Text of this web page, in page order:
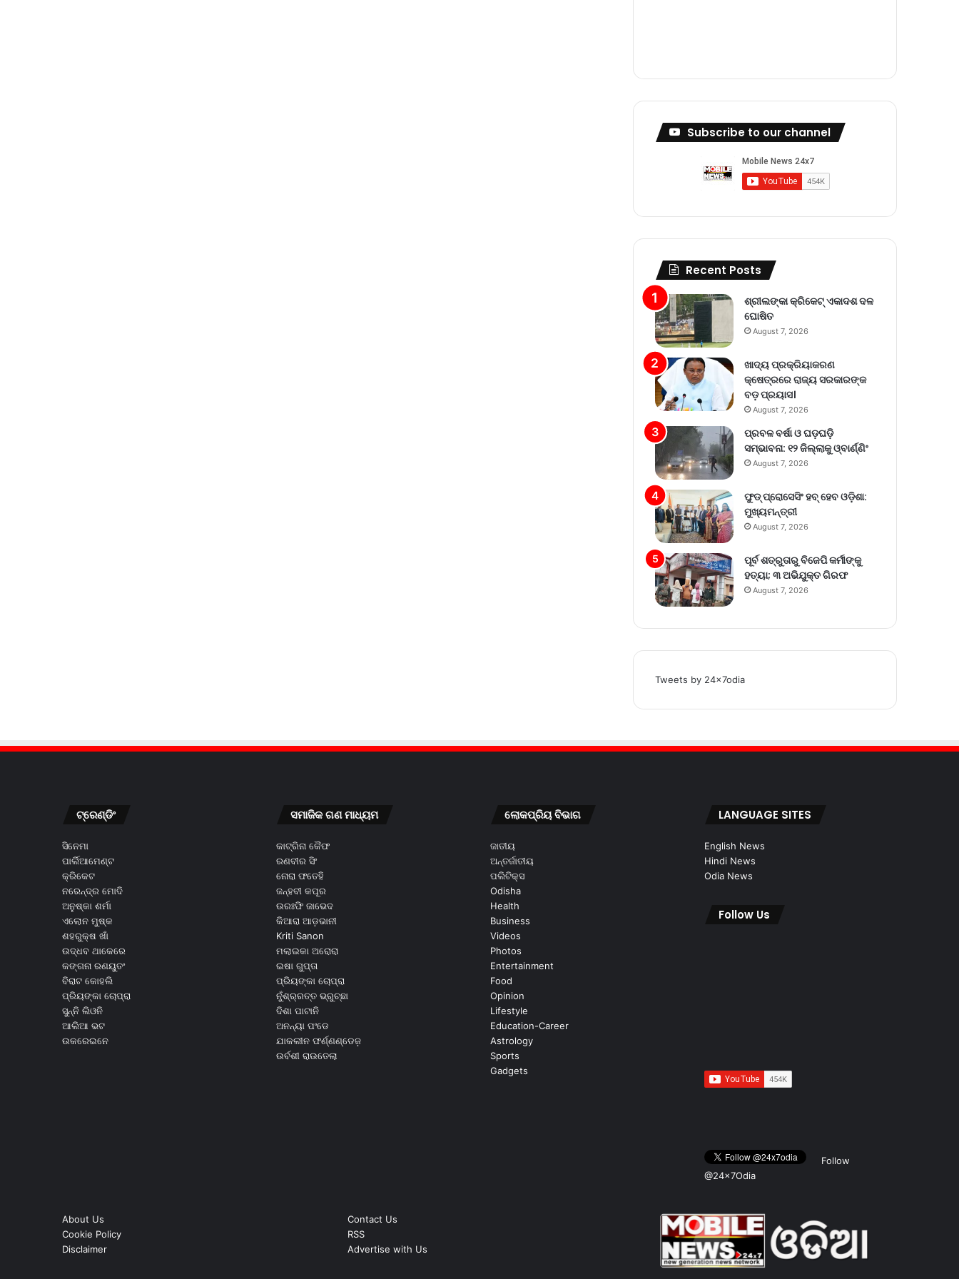
Subscribe to our channel
Recent Posts
ଶ୍ରୀଲଙ୍କା କ୍ରିକେଟ୍‌ ଏକାଦଶ ଦଳ
ଘୋଷିତ
August 7, 2026
ଖାଦ୍ୟ ପ୍ରକ୍ରିୟାକରଣ
କ୍ଷେତ୍ରରେ ରାଜ୍ୟ ସରକାରଙ୍କ
ବଡ଼ ପ୍ରୟାସ।
August 7, 2026
ପ୍ରବଳ ବର୍ଷା ଓ ଘଡ଼ଘଡ଼ି
ସମ୍ଭାବନା: ୧୨ ଜିଲ୍ଲାକୁ ଓ୍ବାର୍ଣ୍ଣିଂ
August 7, 2026
ଫୁଡ୍ ପ୍ରୋସେସିଂ ହବ୍ ହେବ ଓଡ଼ିଶା:
ମୁଖ୍ୟମନ୍ତ୍ରୀ
August 7, 2026
ପୂର୍ବ ଶତ୍ରୁତାରୁ ବିଜେପି କର୍ମୀଙ୍କୁ
ହତ୍ୟା; ୩ ଅଭିଯୁକ୍ତ ଗିରଫ
August 7, 2026
Tweets by 24x7odia
ଟ୍ରେଣ୍ଡିଂ
ସିନେମା
ପାର୍ଲିଆମେଣ୍ଟ
କ୍ରିକେଟ
ନରେନ୍ଦ୍ର ମୋଦି
ଅନୁଷ୍କା ଶର୍ମା
ଏଲୋନ ମୁଷ୍କ
ଶହରୁକ୍ଷ ଖାଁ
ଉଦ୍ଧବ ଥାକେରେ
କଙ୍ଗନା ରଣୟୁତଂ
ବିରାଟ କୋହଲି
ପ୍ରିୟଙ୍କା ଚୋପ୍ରା
ସୁନ୍ନି ଲିଓନି
ଆଲିଆ ଭଟ
ଉକରେଇନେ
ସମାଜିକ ଗଣ ମାଧ୍ୟମ
କାଟ୍ରିନା କୈଫ
ରଣବୀର ସିଂ
ନୋରା ଫତେହି
ଜନ୍ହବୀ କପୂର
ଉରଃଫି ଜାଭେଦ
କିଆରା ଆଡ଼ଭାନୀ
Kriti Sanon
ମଲାଇକା ଅରୋରା
ଇଷା ଗୁପ୍ତା
ପ୍ରିୟଙ୍କା ଚୋପ୍ରା
ନୁଁଶ୍ର୍ରତ୍ତ ଭ୍ରୁଚ୍ଛା
ଦିଶା ପାଟାନି
ଅନନ୍ୟା ପଂଡେ
ଯାକଲୀନ ଫର୍ଣ୍ଣଣ୍ଡେଜ଼
ଉର୍ବଶୀ ରାଉତେଲା
ଲୋକପ୍ରିୟ ବିଭାଗ
ଜାତୀୟ
ଅନ୍ତର୍ଜାତୀୟ
ପଲିଟିକ୍ସ
Odisha
Health
Business
Videos
Photos
Entertainment
Food
Opinion
Lifestyle
Education-Career
Astrology
Sports
Gadgets
LANGUAGE SITES
English News
Hindi News
Odia News
Follow Us
Follow
@24x7Odia
About Us
Cookie Policy
Disclaimer
Contact Us
RSS
Advertise with Us